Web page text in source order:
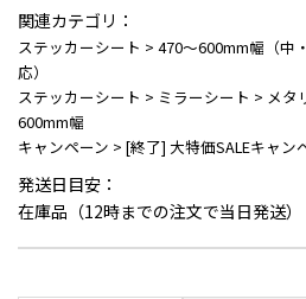
関連カテゴリ：
ステッカーシート > 470～600mm幅（中
応）
ステッカーシート > ミラーシート > メタ
600mm幅
キャンペーン > [終了] 大特価SALEキャン
発送日目安：
在庫品（12時までの注文で当日発送）